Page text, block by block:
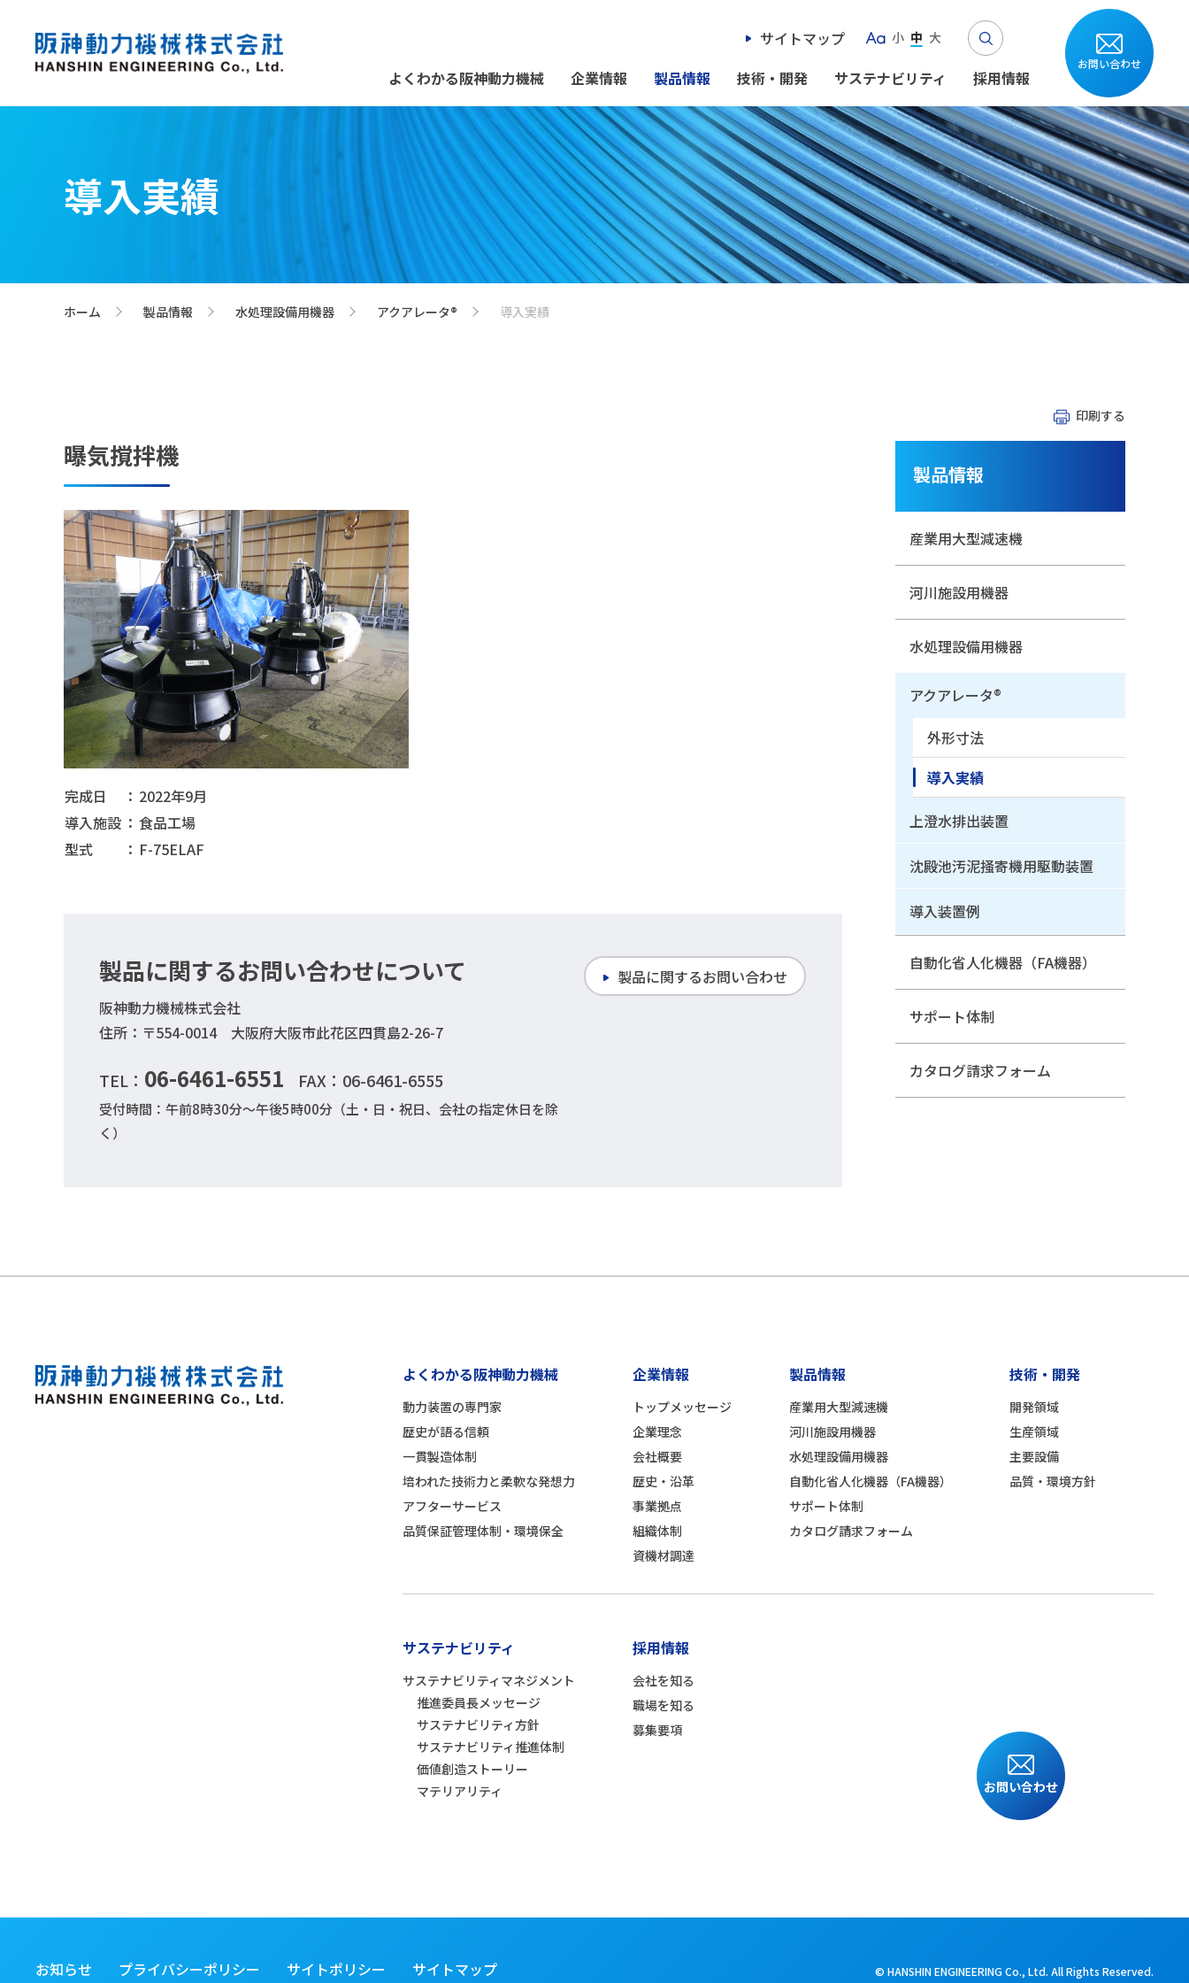
サイトマップ 小 中 大
よくわかる阪神動力機械 企業情報 製品情報 技術・開発 サステナビリティ 採用情報
お問い合わせ
導入実績
ホーム 製品情報 水処理設備用機器 アクアレータ® 導入実績
印刷する
曝気撹拌機
完成日 ： 2022年9月
導入施設 ： 食品工場
型式
： F-75ELAF
製品に関するお問い合わせについて
阪神動力機械株式会社
住所：〒554-0014 大阪府大阪市此花区四貫島2-26-7
TEL： 06-6461-6551 FAX：06-6461-6555
受付時間：午前8時30分～午後5時00分（土・日・祝日、会社の指定休日を除
く）
製品に関するお問い合わせ
製品情報
産業用大型減速機
河川施設用機器
水処理設備用機器
アクアレータ®
外形寸法
導入実績
上澄水排出装置
沈殿池汚泥掻寄機用駆動装置
導入装置例
自動化省人化機器（FA機器）
サポート体制
カタログ請求フォーム
お問い合わせ
よくわかる阪神動力機械
動力装置の専門家
歴史が語る信頼
一貫製造体制
培われた技術力と柔軟な発想力
アフターサービス
品質保証管理体制・環境保全
企業情報
トップメッセージ
企業理念
会社概要
歴史・沿革
事業拠点
組織体制
資機材調達
製品情報
産業用大型減速機
河川施設用機器
水処理設備用機器
自動化省人化機器（FA機器）
サポート体制
カタログ請求フォーム
技術・開発
開発領域
生産領域
主要設備
品質・環境方針
サステナビリティ
サステナビリティマネジメント
推進委員長メッセージ
サステナビリティ方針
サステナビリティ推進体制
価値創造ストーリー
マテリアリティ
採用情報
会社を知る
職場を知る
募集要項
お知らせ プライバシーポリシー サイトポリシー サイトマップ © HANSHIN ENGINEERING Co., Ltd. All Rights Reserved.